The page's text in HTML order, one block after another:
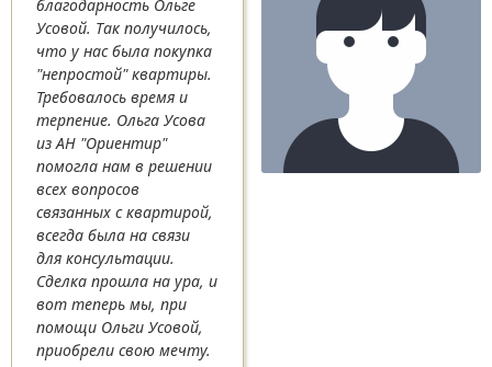
благодарность Ольге
Усовой. Так получилось,
что у нас была покупка
"непростой" квартиры.
Требовалось время и
терпение. Ольга Усова
из АН "Ориентир"
помогла нам в решении
всех вопросов
связанных с квартирой,
всегда была на связи
для консультации.
Сделка прошла на ура, и
вот теперь мы, при
помощи Ольги Усовой,
приобрели свою мечту.